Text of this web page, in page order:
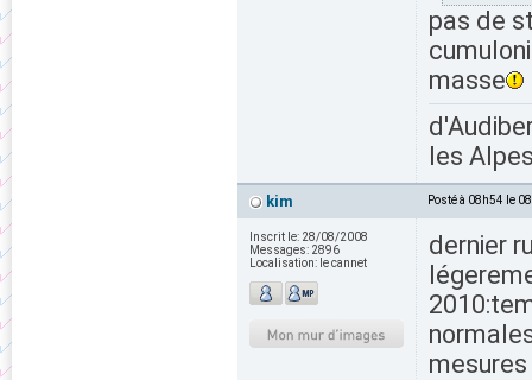
pas de
masse
les
kim Posté à 08h54 le
Inscrit le: 28/08/2008
Messages: 2896
Localisation: le cannet
dernier